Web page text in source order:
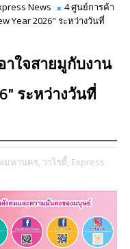
News
4 ศูนย์การค้า
Year 2026" ระหว่างวันที่
าใจสายมูกับงาน
ระหว่างวันที่
มหานคร, วาไรตี้, Express